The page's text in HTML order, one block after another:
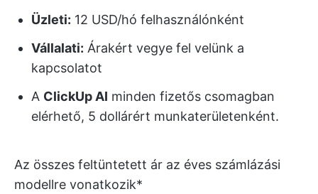
Üzleti: 12 USD/hó felhasználónként
Vállalati: Árakért vegye fel velünk a
kapcsolatot
A ClickUp AI minden fizetős csomagban
elérhető, 5 dollárért munkaterületenként.
Az összes feltüntetett ár az éves számlázási
modellre vonatkozik*